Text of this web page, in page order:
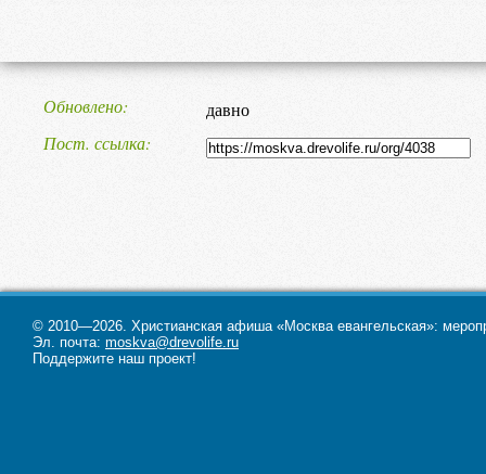
Обновлено
давно
Пост. ссылка
© 2010—2026. Христианская афиша «Москва евангельская»:
Эл. почта: moskva@drevolife.ru
Поддержите наш проект!